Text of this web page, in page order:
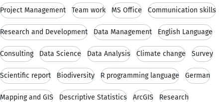
Project Management Team work MS Office Communication skills
Research and Development Data Management English Language
Consulting Data Science Data Analysis Climate change Survey
Scientific report Biodiversity R programming language German
Mapping and GIS Descriptive Statistics ArcGIS Research